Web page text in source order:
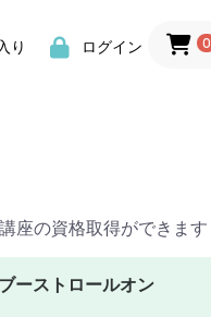
り ログイン 0
座の資格取得ができます
ーストロールオン